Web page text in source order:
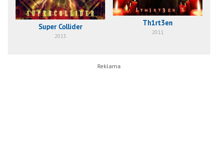
Super Collider
2013
Th1rt3en
2011